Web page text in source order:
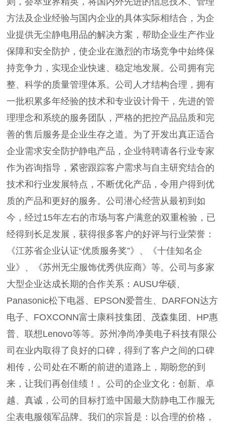
方法及企业经验与国内企业的具体实际相结合，为企
业提供无尘静电用品的解决方案，帮助企业生产作业
保障和安全防护，使企业在激烈的市场竞争中始终保
持竞争力，实现企业快速、稳定地发展。公司拥有完
整、科学的质量管理体系。公司人才结构合理，拥有
一批积累多年经验的技术和专业设计骨干，先进的管
理理念和系统的服务团队，严格的把控产品品质和完
善的售后服务是企业生存之道。为了开发出真正适合
企业需求安全防护静电产品，企业特聘请各行业专家
作为咨询指导，紧密跟踪客户需求与自主研究结合的
技术和行业发展特点，不断优化产品，令用户得到优
质的产品和更好的服务。公司潜心经营从最初到如
今，经过15年左右的市场与客户满意的双重检验，已
经得到长足发展，获得很多客户的好评与行业荣誉：
《江苏省企业认证“优质服务奖”》、《十佳知名企
业》、《苏州无尘服饰优秀供应商》等。公司与多家
大型企业达成长期的合作关系：AUSU华硕、
Panasonic松下电器、EPSON爱普生、DARFON达方
电子、FOXCONN富士康科技集团、茂森集团、HP惠
普、联想Lenovo等等。苏州净尚净美电子科技有限公
司在业内取得了良好的口碑，得到了客户之间的口碑
相传，公司处在不断的前进的道路上，期盼您的到
来，让我们再创佳绩！。公司的企业文化：创新、卓
越、真诚，公司的目标打造中国最大防静电工作服无
尘表电服领军品牌。我们的宗旨是：以合理的价格，